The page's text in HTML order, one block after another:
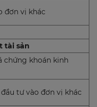
đơn vị khác
tài sản
chứng khoán kinh
tư vào đơn vị khác